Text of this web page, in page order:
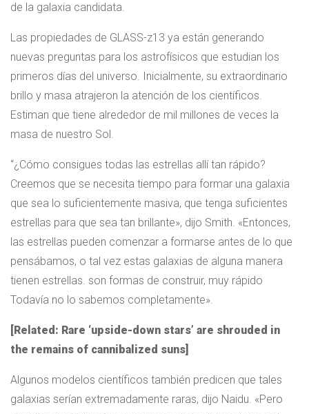
de la galaxia candidata.
Las propiedades de GLASS-z13 ya están generando
nuevas preguntas para los astrofísicos que estudian los
primeros días del universo. Inicialmente, su extraordinario
brillo y masa atrajeron la atención de los científicos.
Estiman que tiene alrededor de mil millones de veces la
masa de nuestro Sol.
“¿Cómo consigues todas las estrellas allí tan rápido?
Creemos que se necesita tiempo para formar una galaxia
que sea lo suficientemente masiva, que tenga suficientes
estrellas para que sea tan brillante», dijo Smith. «Entonces,
las estrellas pueden comenzar a formarse antes de lo que
pensábamos, o tal vez estas galaxias de alguna manera
tienen estrellas. son formas de construir, muy rápido
Todavía no lo sabemos completamente».
[Related: Rare ‘upside-down stars’ are shrouded in
the remains of cannibalized suns]
Algunos modelos científicos también predicen que tales
galaxias serían extremadamente raras, dijo Naidu. «Pero